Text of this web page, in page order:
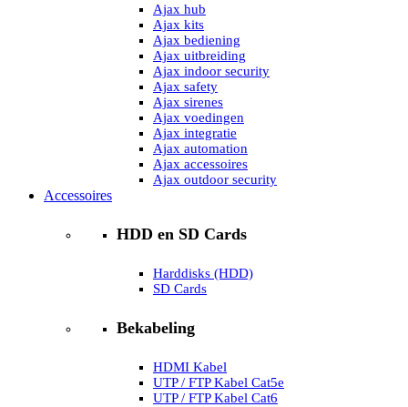
Ajax hub
Ajax kits
Ajax bediening
Ajax uitbreiding
Ajax indoor security
Ajax safety
Ajax sirenes
Ajax voedingen
Ajax integratie
Ajax automation
Ajax accessoires
Ajax outdoor security
Accessoires
HDD en SD Cards
Harddisks (HDD)
SD Cards
Bekabeling
HDMI Kabel
UTP / FTP Kabel Cat5e
UTP / FTP Kabel Cat6